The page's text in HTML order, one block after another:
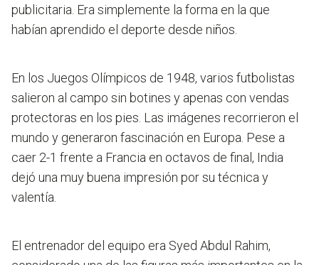
publicitaria. Era simplemente la forma en la que
habían aprendido el deporte desde niños.
En los Juegos Olímpicos de 1948, varios futbolistas
salieron al campo sin botines y apenas con vendas
protectoras en los pies. Las imágenes recorrieron el
mundo y generaron fascinación en Europa. Pese a
caer 2-1 frente a Francia en octavos de final, India
dejó una muy buena impresión por su técnica y
valentía.
El entrenador del equipo era Syed Abdul Rahim,